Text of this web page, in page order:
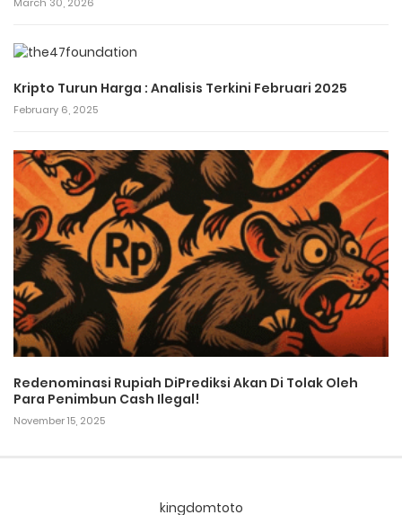
Kripto Turun Harga : Analisis Terkini Februari 2025
February 6, 2025
Redenominasi Rupiah DiPrediksi Akan Di Tolak Oleh
Para Penimbun Cash Ilegal!
November 15, 2025
kingdomtoto